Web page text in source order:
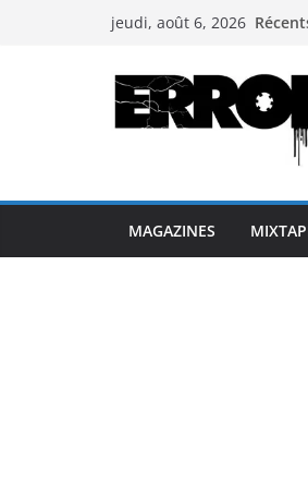
jeudi, août 6, 2026
MAGAZINES